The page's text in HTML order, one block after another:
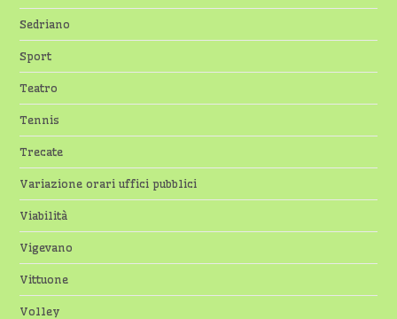
Sedriano
Sport
Teatro
Tennis
Trecate
Variazione orari uffici pubblici
Viabilità
Vigevano
Vittuone
Volley